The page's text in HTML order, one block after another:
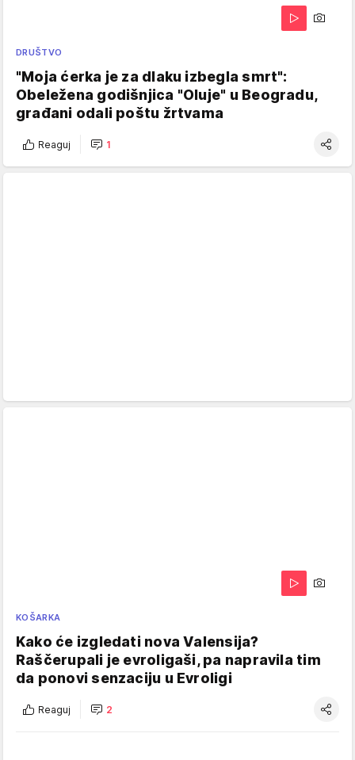
DRUŠTVO
"Moja ćerka je za dlaku izbegla smrt":
Obeležena godišnjica "Oluje" u Beogradu,
građani odali poštu žrtvama
Reaguj 1
KOŠARKA
Kako će izgledati nova Valensija?
Raščerupali je evroligaši, pa napravila tim
da ponovi senzaciju u Evroligi
Reaguj 2